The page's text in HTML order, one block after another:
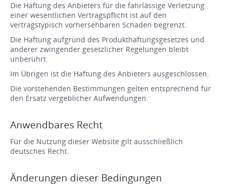
Die Haftung des Anbieters für die fahrlässige Verletzung
einer wesentlichen Vertragspflicht ist auf den
vertragstypisch vorhersehbaren Schaden begrenzt.
Die Haftung aufgrund des Produkthaftungsgesetzes und
anderer zwingender gesetzlicher Regelungen bleibt
unberührt.
Im Übrigen ist die Haftung des Anbieters ausgeschlossen.
Die vorstehenden Bestimmungen gelten entsprechend für
den Ersatz vergeblicher Aufwendungen.
Anwendbares Recht
Für die Nutzung dieser Website gilt ausschließlich
deutsches Recht.
Änderungen dieser Bedingungen